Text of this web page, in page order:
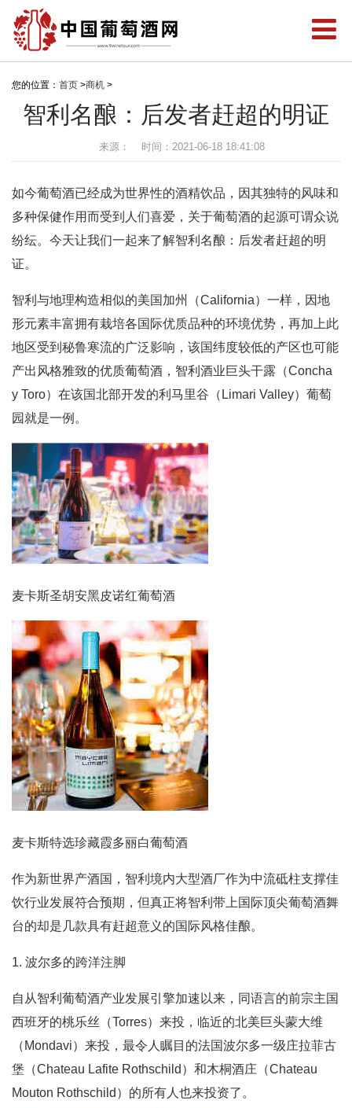
您的位置： 首页 >商机 >
智利名酿：后发者赶超的明证
来源： 时间：2021-06-18 18:41:08
如今葡萄酒已经成为世界性的酒精饮品，因其独特的风味和
多种保健作用而受到人们喜爱，关于葡萄酒的起源可谓众说
纷纭。今天让我们一起来了解智利名酿：后发者赶超的明
证。
智利与地理构造相似的美国加州（California）一样，因地
形元素丰富拥有栽培各国际优质品种的环境优势，再加上此
地区受到秘鲁寒流的广泛影响，该国纬度较低的产区也可能
产出风格雅致的优质葡萄酒，智利酒业巨头干露（Concha
y Toro）在该国北部开发的利马里谷（Limari Valley）葡萄
园就是一例。
麦卡斯圣胡安黑皮诺红葡萄酒
麦卡斯特选珍藏霞多丽白葡萄酒
作为新世界产酒国，智利境内大型酒厂作为中流砥柱支撑佳
饮行业发展符合预期，但真正将智利带上国际顶尖葡萄酒舞
台的却是几款具有赶超意义的国际风格佳酿。
1. 波尔多的跨洋注脚
自从智利葡萄酒产业发展引擎加速以来，同语言的前宗主国
西班牙的桃乐丝（Torres）来投，临近的北美巨头蒙大维
（Mondavi）来投，最令人瞩目的法国波尔多一级庄拉菲古
堡（Chateau Lafite Rothschild）和木桐酒庄（Chateau
Mouton Rothschild）的所有人也来投资了。